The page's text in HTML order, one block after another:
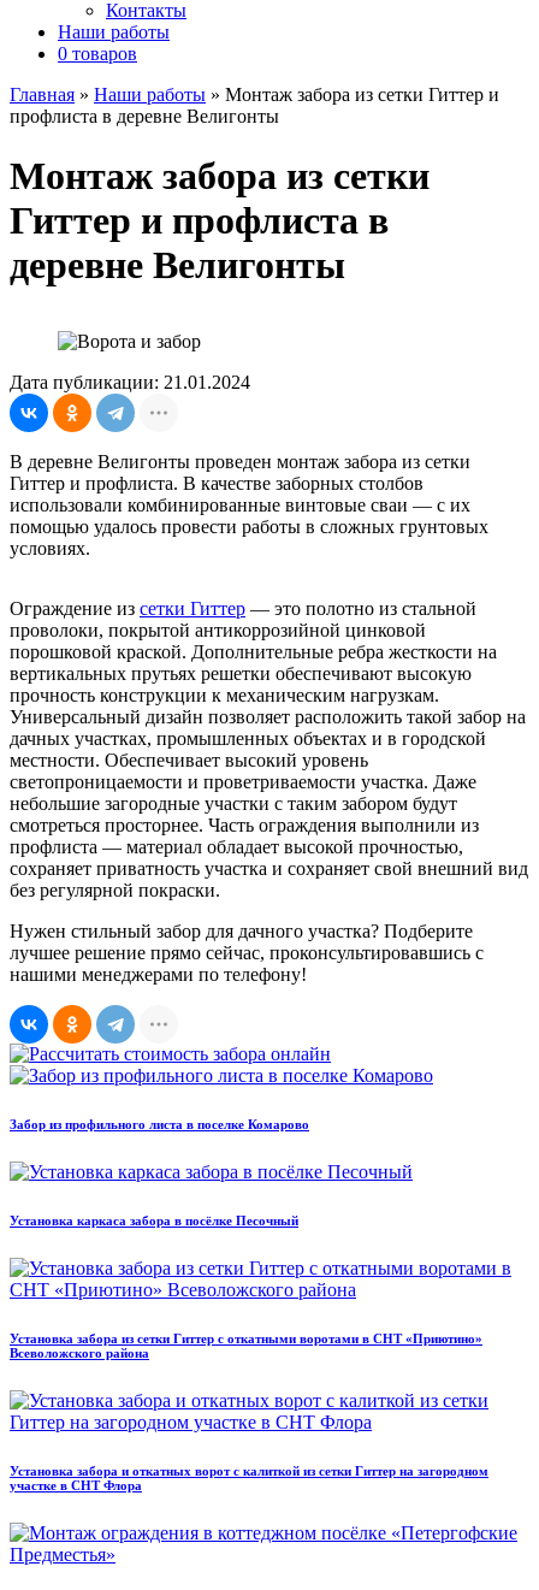
Контакты
Наши работы
0 товаров
Главная » Наши работы » Монтаж забора из сетки Гиттер и
профлиста в деревне Велигонты
Монтаж забора из сетки
Гиттер и профлиста в
деревне Велигонты
Дата публикации: 21.01.2024
В деревне Велигонты проведен монтаж забора из сетки
Гиттер и профлиста. В качестве заборных столбов
использовали комбинированные винтовые сваи — с их
помощью удалось провести работы в сложных грунтовых
условиях.
Ограждение из сетки Гиттер — это полотно из стальной
проволоки, покрытой антикоррозийной цинковой
порошковой краской. Дополнительные ребра жесткости на
вертикальных прутьях решетки обеспечивают высокую
прочность конструкции к механическим нагрузкам.
Универсальный дизайн позволяет расположить такой забор на
дачных участках, промышленных объектах и в городской
местности. Обеспечивает высокий уровень
светопроницаемости и проветриваемости участка. Даже
небольшие загородные участки с таким забором будут
смотреться просторнее. Часть ограждения выполнили из
профлиста — материал обладает высокой прочностью,
сохраняет приватность участка и сохраняет свой внешний вид
без регулярной покраски.
Нужен стильный забор для дачного участка? Подберите
лучшее решение прямо сейчас, проконсультировавшись с
нашими менеджерами по телефону!
Забор из профильного листа в поселке Комарово
Установка каркаса забора в посёлке Песочный
Установка забора из сетки Гиттер с откатными воротами в СНТ «Приютино»
Всеволожского района
Установка забора и откатных ворот с калиткой из сетки Гиттер на загородном
участке в СНТ Флора